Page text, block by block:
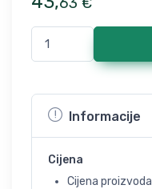
Informacije
Cijena
Cijena